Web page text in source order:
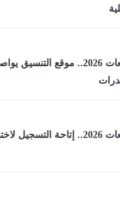
تنسيق الجامعات 2026.. موقع